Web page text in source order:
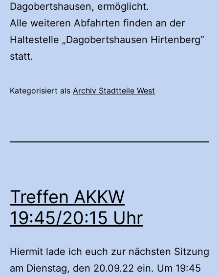
Dagobertshausen, ermöglicht.
Alle weiteren Abfahrten finden an der
Haltestelle „Dagobertshausen Hirtenberg“
statt.
Kategorisiert als Archiv Stadtteile West
Treffen AKKW
19:45/20:15 Uhr
Hiermit lade ich euch zur nächsten Sitzung
am Dienstag, den 20.09.22 ein. Um 19:45